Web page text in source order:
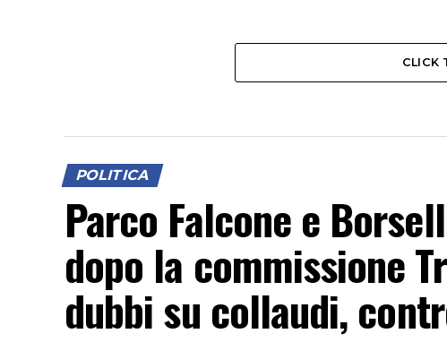
CLICK
POLITICA
Parco Falcone e
dopo la commissione
dubbi su collaudi,